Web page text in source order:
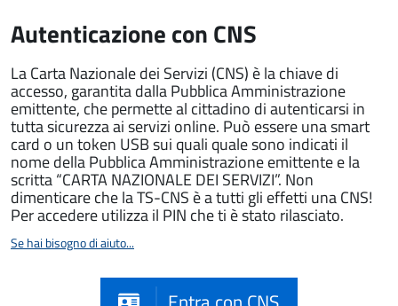
Autenticazione con CNS
La Carta Nazionale dei Servizi (CNS) è la chiave di
accesso, garantita dalla Pubblica Amministrazione
emittente, che permette al cittadino di autenticarsi in
tutta sicurezza ai servizi online. Può essere una smart
card o un token USB sui quali quale sono indicati il
nome della Pubblica Amministrazione emittente e la
scritta “CARTA NAZIONALE DEI SERVIZI”. Non
dimenticare che la TS-CNS è a tutti gli effetti una CNS!
Per accedere utilizza il PIN che ti è stato rilasciato.
Se hai bisogno di aiuto...